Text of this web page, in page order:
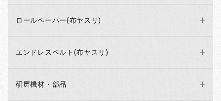
ロールペーパー(布ヤスリ)
エンドレスベルト(布ヤスリ)
研磨機材・部品